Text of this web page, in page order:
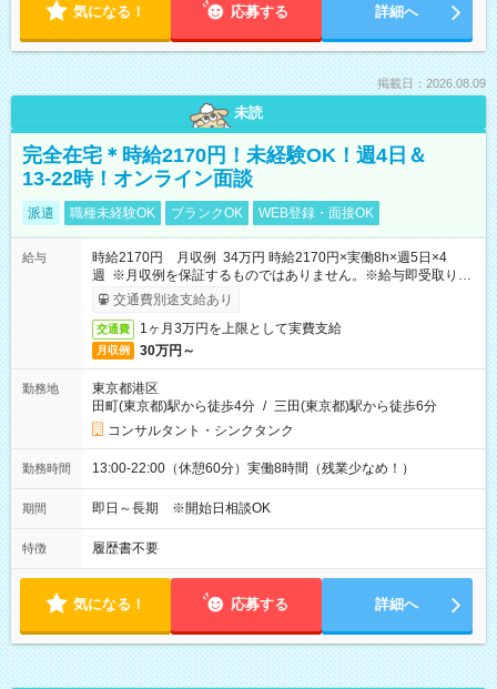
気になる！ 応募する 詳細へ
掲載日：2026.08.09
未読
完全在宅＊時給2170円！未経験OK！週4日＆
13-22時！オンライン面談
派遣 職種未経験OK ブランクOK WEB登録・面接OK
給与
時給2170円 月収例 34万円 時給2170円×実働8h×週5日×4
週 ※月収例を保証するものではありません。※給与即受取りサ
ービス利用可（利用条件有）
交通費別途支給あり
交通費 1ヶ月3万円を上限として実費支給
月収例 30万円～
勤務地
東京都港区
田町(東京都)駅から徒歩4分 / 三田(東京都)駅から徒歩6分
コンサルタント・シンクタンク
勤務時間 13:00-22:00（休憩60分）実働8時間（残業少なめ！）
期間 即日～長期 ※開始日相談OK
特徴 履歴書不要
気になる！ 応募する 詳細へ